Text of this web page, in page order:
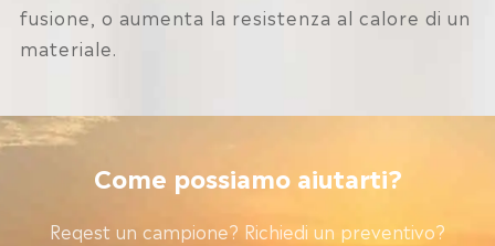
fusione, o aumenta la resistenza al calore di un
materiale.
Come possiamo aiutarti?
Reqest un campione? Richiedi un preventivo?